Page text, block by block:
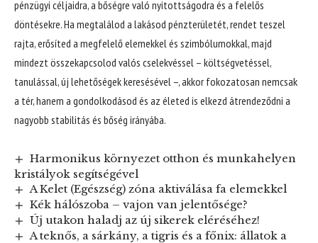
pénzügyi céljaidra, a bőségre való nyitottságodra és a felelős
döntésekre. Ha megtalálod a lakásod pénzterületét, rendet teszel
rajta, erősíted a megfelelő elemekkel és szimbólumokkal, majd
mindezt összekapcsolod valós cselekvéssel – költségvetéssel,
tanulással, új lehetőségek keresésével –, akkor fokozatosan nemcsak
a tér, hanem a gondolkodásod és az életed is elkezd átrendeződni a
nagyobb stabilitás és bőség irányába.
Harmonikus környezet otthon és munkahelyen
kristályok segítségével
A Kelet (Egészség) zóna aktiválása fa elemekkel
Kék hálószoba – vajon van jelentősége?
Új utakon haladj az új sikerek eléréséhez!
A teknős, a sárkány, a tigris és a főnix: állatok a